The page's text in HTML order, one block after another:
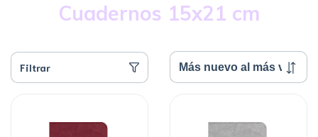
Cuadernos 15x21 cm
Filtrar